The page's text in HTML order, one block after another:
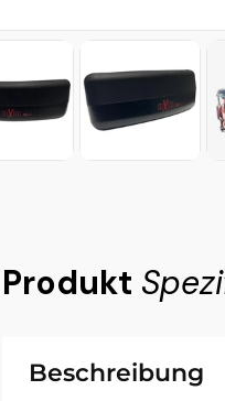
Produkt
Beschreibung